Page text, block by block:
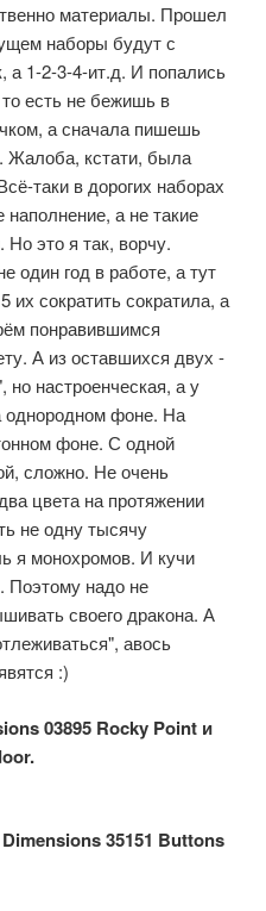
материалы. Прошел
наборы будут с
а 1-2-3-4-ит.д. И попались
есть не бежишь в
а сначала пишешь
Жалоба, кстати, была
таки в дорогих наборах
наполнение, а не такие
это я так, ворчу.
один год в работе, а тут
их сократить сократила, а
понравившимся
А из оставшихся двух -
но настроенческая, а у
однородном фоне. На
фоне. С одной
сложно. Не очень
цвета на протяжении
не одну тысячу
я монохромов. И кучи
Поэтому надо не
своего дракона. А
авось
:)
03895 Rocky Point и
35151 Buttons